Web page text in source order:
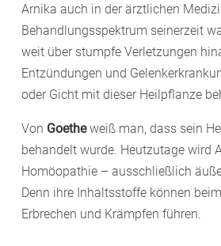
Arnika auch in der ärztlichen
Behandlungsspektrum seinerzeit
weit über stumpfe Verletzungen
Entzündungen und
oder Gicht mit dieser Heilpflanze
Von Goetheweiß man, dass sein
behandelt wurde. Heutzutage wird
Homöopathie – ausschließlich
Denn ihre Inhaltsstoffe können
Erbrechen und Krämpfen führen.